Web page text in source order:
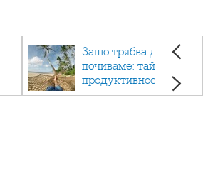
Защо трябва да си
почиваме: тайната на
продуктивността,
здравето и добрия